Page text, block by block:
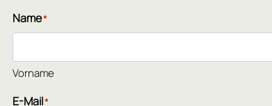
Name*
Vorname
E-Mail*